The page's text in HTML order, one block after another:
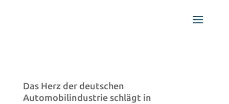
Das Herz der deutschen
Automobilindustrie schlägt in